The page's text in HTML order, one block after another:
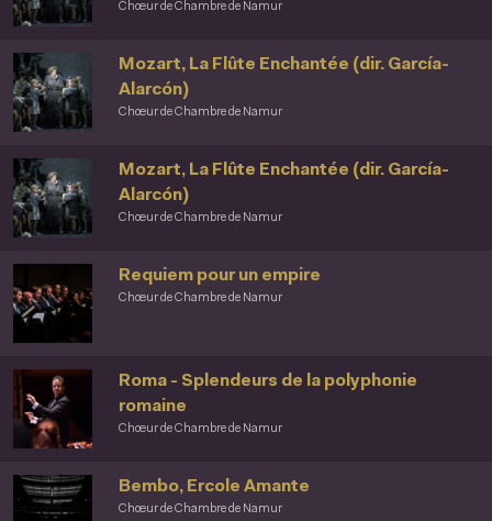
Chœur de Chambre de Namur
Chœur de Chambre de Namur
Mozart, La Flûte Enchantée (dir. García-
Alarcón)
Chœur de Chambre de Namur
Mozart, La Flûte Enchantée (dir. García-
Alarcón)
Chœur de Chambre de Namur
Requiem pour un empire
Chœur de Chambre de Namur
Roma - Splendeurs de la polyphonie
romaine
Chœur de Chambre de Namur
Bembo, Ercole Amante